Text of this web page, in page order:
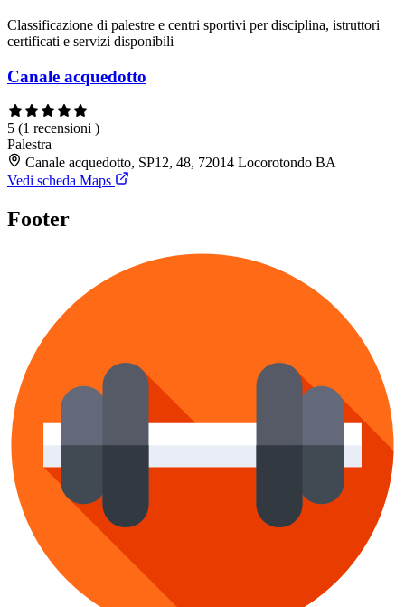
Classificazione di palestre e centri sportivi per disciplina, istruttori
certificati e servizi disponibili
Canale acquedotto
5 (1 recensioni )
Palestra
Canale acquedotto, SP12, 48, 72014 Locorotondo BA
Vedi scheda Maps
Footer